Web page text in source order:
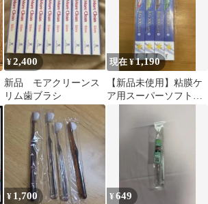
¥2,400
新品 モアクリーンス
リム歯ブラシ
現在 ¥1,190
【新品未使用】粘膜ケ
ア用スーパーソフト歯
¥ 1,700 ¥649